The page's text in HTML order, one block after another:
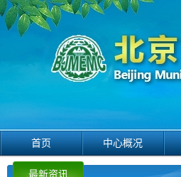
首页 中心概况
最新资讯